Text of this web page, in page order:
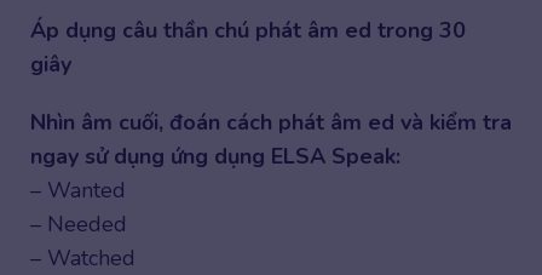
Áp dụng câu thần chú phát âm ed trong 30
giây
Nhìn âm cuối, đoán cách phát âm ed và kiểm tra
ngay sử dụng ứng dụng ELSA Speak:
– Wanted
– Needed
– Watched